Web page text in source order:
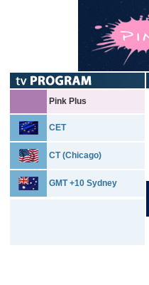
Pink Plus
CET
CT (Chicago)
GMT +10 Sydney